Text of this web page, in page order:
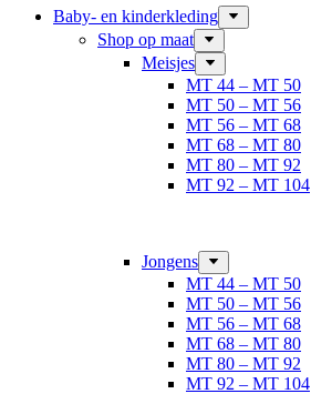
Baby- en kinderkleding
Shop op maat
Meisjes
MT 44 – MT 50
MT 50 – MT 56
MT 56 – MT 68
MT 68 – MT 80
MT 80 – MT 92
MT 92 – MT 104
Jongens
MT 44 – MT 50
MT 50 – MT 56
MT 56 – MT 68
MT 68 – MT 80
MT 80 – MT 92
MT 92 – MT 104